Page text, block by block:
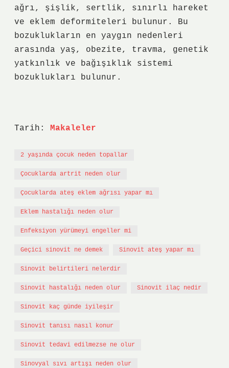
ağrı, şişlik, sertlik, sınırlı hareket
ve eklem deformiteleri bulunur. Bu
bozuklukların en yaygın nedenleri
arasında yaş, obezite, travma, genetik
yatkınlık ve bağışıklık sistemi
bozuklukları bulunur.
Tarih: Makaleler
2 yaşında çocuk neden topallar
Çocuklarda artrit neden olur
Çocuklarda ateş eklem ağrısı yapar mı
Eklem hastalığı neden olur
Enfeksiyon yürümeyi engeller mi
Geçici sinovit ne demek Sinovit ateş yapar mı
Sinovit belirtileri nelerdir
Sinovit hastalığı neden olur Sinovit ilaç nedir
Sinovit kaç günde iyileşir
Sinovit tanısı nasıl konur
Sinovit tedavi edilmezse ne olur
Sinovyal sıvı artışı neden olur